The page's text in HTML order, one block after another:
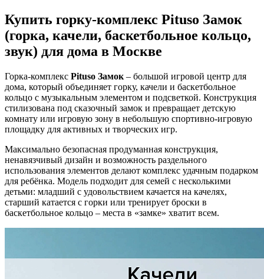
Купить горку‑комплекс Pituso Замок
(горка, качели, баскетбольное кольцо,
звук) для дома в Москве
Горка‑комплекс Pituso Замок – большой игровой центр для
дома, который объединяет горку, качели и баскетбольное
кольцо с музыкальным элементом и подсветкой. Конструкция
стилизована под сказочный замок и превращает детскую
комнату или игровую зону в небольшую спортивно‑игровую
площадку для активных и творческих игр.
Максимально безопасная продуманная конструкция,
ненавязчивый дизайн и возможность раздельного
использования элементов делают комплекс удачным подарком
для ребёнка. Модель подходит для семей с несколькими
детьми: младший с удовольствием качается на качелях,
старший катается с горки или тренирует броски в
баскетбольное кольцо – места в «замке» хватит всем.